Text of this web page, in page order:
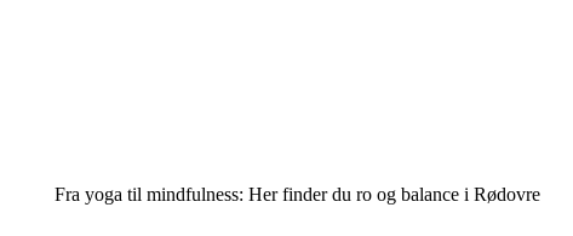
Fra yoga til mindfulness: Her finder du ro og balance i Rødovre